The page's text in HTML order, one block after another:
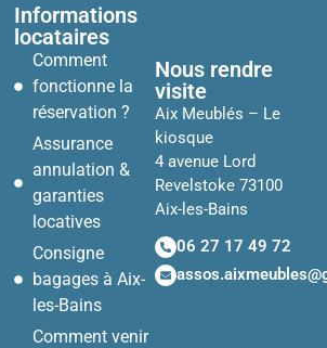
Informations
locataires
Comment
fonctionne la
réservation ?
Assurance
annulation &
garanties
locatives
Consigne
bagages à Aix-
les-Bains
Comment venir
Nous rendre
visite
Aix Meublés – Le
kiosque
4 avenue Lord
Revelstoke 73100
Aix-les-Bains
06 27 17 49 72